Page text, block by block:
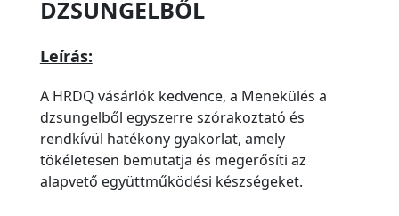
DZSUNGELBŐL
Leírás:
A HRDQ vásárlók kedvence, a Menekülés a
dzsungelből egyszerre szórakoztató és
rendkívül hatékony gyakorlat, amely
tökéletesen bemutatja és megerősíti az
alapvető együttműködési készségeket.